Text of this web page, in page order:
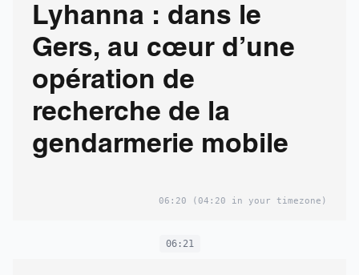
Lyhanna : dans le
Gers, au cœur d’une
opération de
recherche de la
gendarmerie mobile
06:20 (04:20 in your timezone)
06:21